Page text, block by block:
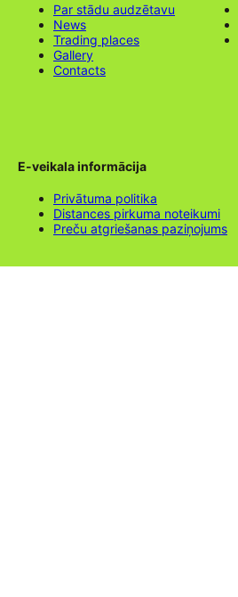
Par stādu audzētavu
News
Trading places
Gallery
Contacts
E-veikala informācija
Privātuma politika
Distances pirkuma noteikumi
Preču atgriešanas paziņojums